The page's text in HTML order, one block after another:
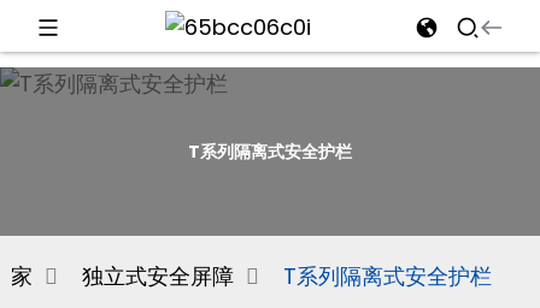
T系列隔离式安全护栏
家 独立式安全屏障 T系列隔离式安全护栏